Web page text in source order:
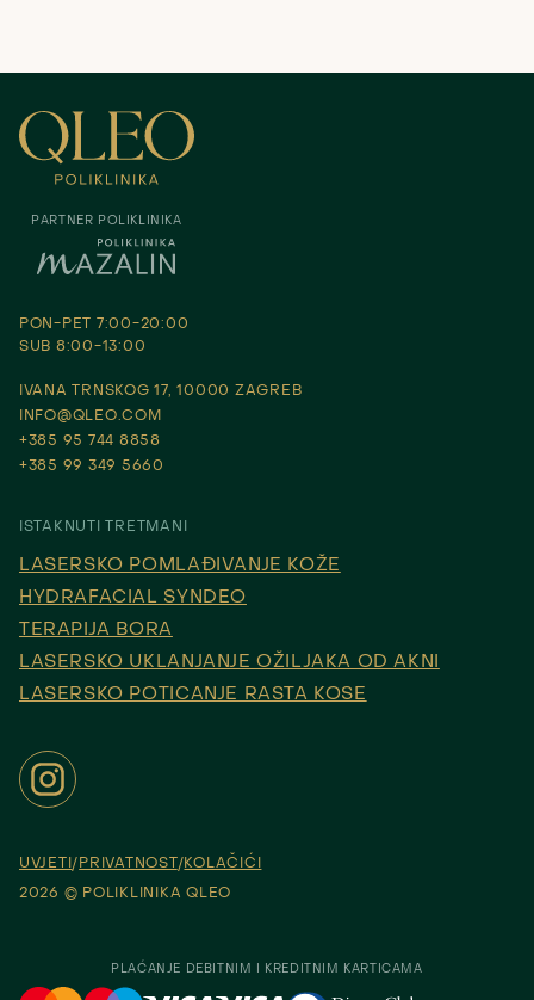
PARTNER POLIKLINIKA
PON-PET 7:00-20:00
SUB 8:00-13:00
IVANA TRNSKOG 17, 10000 ZAGREB
INFO@QLEO.COM
+385 95 744 8858
+385 99 349 5660
ISTAKNUTI TRETMANI
LASERSKO POMLAĐIVANJE KOŽE
HYDRAFACIAL SYNDEO
TERAPIJA BORA
LASERSKO UKLANJANJE OŽILJAKA OD AKNI
LASERSKO POTICANJE RASTA KOSE
UVJETI PRIVATNOST KOLAČIĆI
2026 © POLIKLINIKA QLEO
PLAĆANJE DEBITNIM I KREDITNIM KARTICAMA